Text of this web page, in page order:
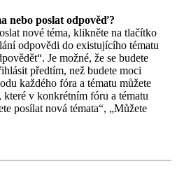
nebo poslat odpověď?
nové téma, klikněte na tlačítko
odpovědi do existujícího tématu
Je možné, že se budete
předtím, než budete moci
každého fóra a tématu můžete
které v konkrétním fóru a tématu
posílat nová témata“, „Můžete